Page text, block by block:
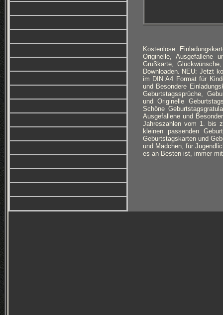
Kostenlose
Originelle, Ausgefallene
Grußkarte,
Downloaden. NEU: Jetzt
im DIN A4 Format für
und Besondere
Geburtstagssprüche,
und Originelle
Schöne
Ausgefallene und
Jahreszahlen vom 1. bis
kleinen passenden
Geburtstagskarten und
und Mädchen, für
es an Besten ist, immer